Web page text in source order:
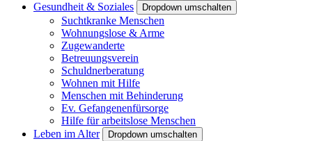
Gesundheit & Soziales
Dropdown umschalten
Suchtkranke Menschen
Wohnungslose & Arme
Zugewanderte
Betreuungsverein
Schuldnerberatung
Wohnen mit Hilfe
Menschen mit Behinderung
Ev. Gefangenenfürsorge
Hilfe für arbeitslose Menschen
Leben im Alter
Dropdown umschalten